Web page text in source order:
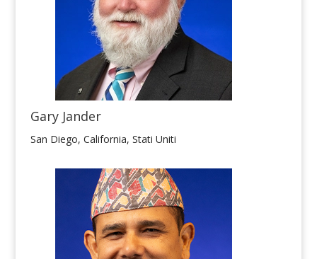
Gary Jander
San Diego, California, Stati Uniti